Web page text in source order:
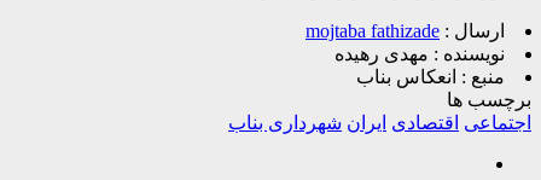
ارسال : mojtaba fathizade
نویسنده : مهدی رهیده
منبع : انعکاس بناب
برچسب ها
اجتماعی اقتصادی ایران شهرداری بناب